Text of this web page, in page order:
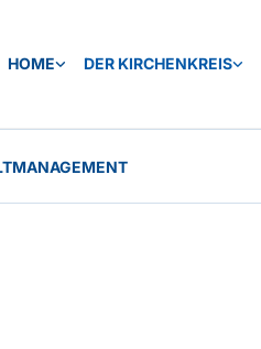
HOME DER KIRCHENKREIS